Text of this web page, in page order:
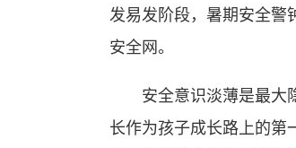
发易发阶段，暑期安全警
安全网。
安全意识淡薄是最大隐
长作为孩子成长路上的第